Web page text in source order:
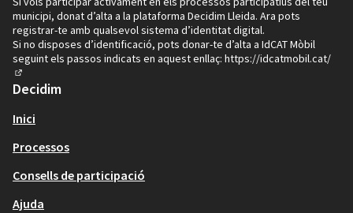
municipi, donat d’alta a la plataforma Decidim Lleida. Ara pots
registrar-te amb qualsevol sistema d’identitat digital.
Si no disposes d’identificació, pots donar-te d’alta a IdCAT Mòbil
seguint els passos indicats en aquest enllaç: https://idcatmobil.cat/
(Enllaç extern)
Decidim
Inici
Processos
Consells de participació
Ajuda